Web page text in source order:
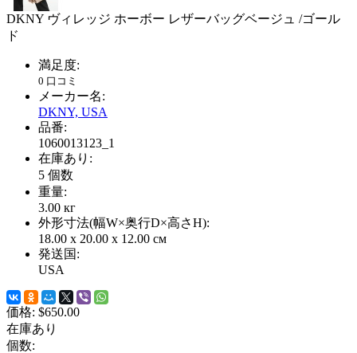
DKNY ヴィレッジ ホーボー レザーバッグベージュ /ゴール
ド
満足度:
0 口コミ
メーカー名:
DKNY, USA
品番:
1060013123_1
在庫あり:
5 個数
重量:
3.00 кг
外形寸法(幅W×奥行D×高さH):
18.00 x 20.00 x 12.00 см
発送国:
USA
価格: $650.00
在庫あり
個数: